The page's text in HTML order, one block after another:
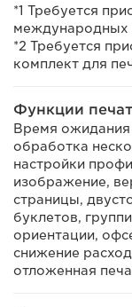
*1 Требуется
международных
*2 Требуется
комплект для
Функции
Время
обработка
настройки
изображение,
страницы,
буклетов,
ориентации,
снижение
отложенная